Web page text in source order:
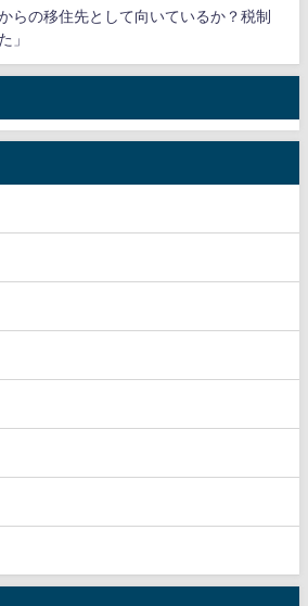
らの移住先として向いているか？税制
」